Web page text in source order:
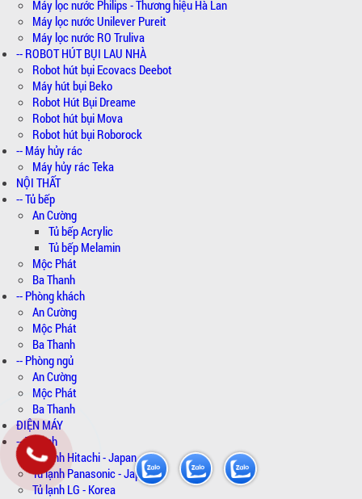
Máy lọc nước Philips - Thương hiệu Hà Lan
Máy lọc nước Unilever Pureit
Máy lọc nước RO Truliva
-- ROBOT HÚT BỤI LAU NHÀ
Robot hút bụi Ecovacs Deebot
Máy hút bụi Beko
Robot Hút Bụi Dreame
Robot hút bụi Mova
Robot hút bụi Roborock
-- Máy hủy rác
Máy hủy rác Teka
NỘI THẤT
-- Tủ bếp
An Cường
Tủ bếp Acrylic
Tủ bếp Melamin
Mộc Phát
Ba Thanh
-- Phòng khách
An Cường
Mộc Phát
Ba Thanh
-- Phòng ngủ
An Cường
Mộc Phát
Ba Thanh
ĐIỆN MÁY
-- Tủ lạnh
Tủ lạnh Hitachi - Japan
Tủ lạnh Panasonic - Japan
Tủ lạnh LG - Korea